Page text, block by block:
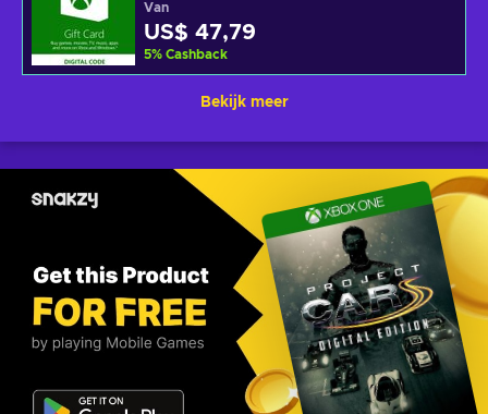
Van
US$ 47,79
5% Cashback
Bekijk meer